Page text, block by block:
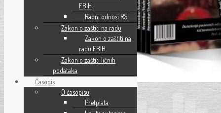
PDF
FBiH
Radni odnosi RS
Zakon o zaštiti na radu
Zakon o zaštiti na
radu FBIH
Zakon o zaštiti ličnih
podataka
Časopis
O časopisu
Pretplata